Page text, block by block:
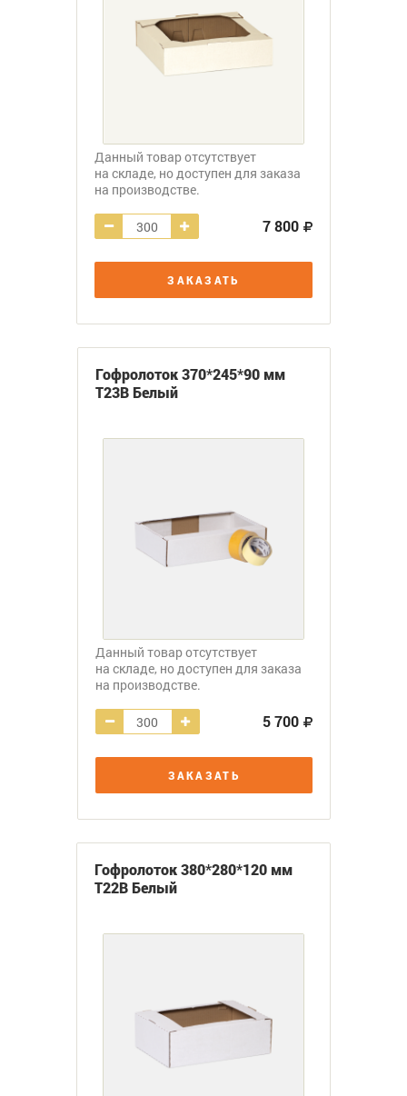
Данный товар отсутствует
на складе, но доступен для заказа
на производстве.
7 800
ЗАКАЗАТЬ
Гофролоток 370*245*90 мм
Т23В Белый
Данный товар отсутствует
на складе, но доступен для заказа
на производстве.
5 700
ЗАКАЗАТЬ
Гофролоток 380*280*120 мм
Т22В Белый